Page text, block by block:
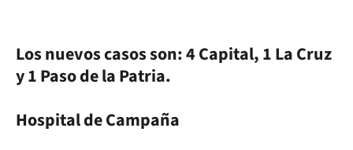
Los nuevos casos son: 4 Capital, 1 La Cruz
y 1 Paso de la Patria.
Hospital de Campaña